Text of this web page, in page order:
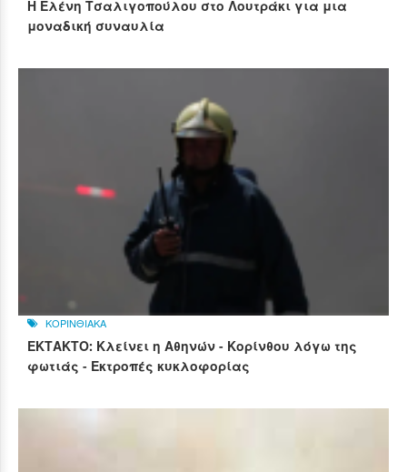
Η Ελένη Τσαλιγοπούλου στο Λουτράκι για μια
μοναδική συναυλία
ΚΟΡΙΝΘΙΑΚΑ
ΕΚΤΑΚΤΟ: Κλείνει η Αθηνών - Κορίνθου λόγω της
φωτιάς - Εκτροπές κυκλοφορίας